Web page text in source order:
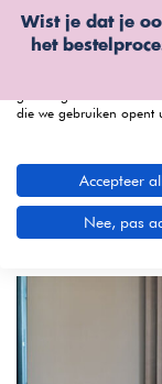
Wist je dat je
het
Complete
Match
Wij gebruiken cookies
We kunnen deze
onze website te
die we gebruiken opent
Accepteer
Nee, pas